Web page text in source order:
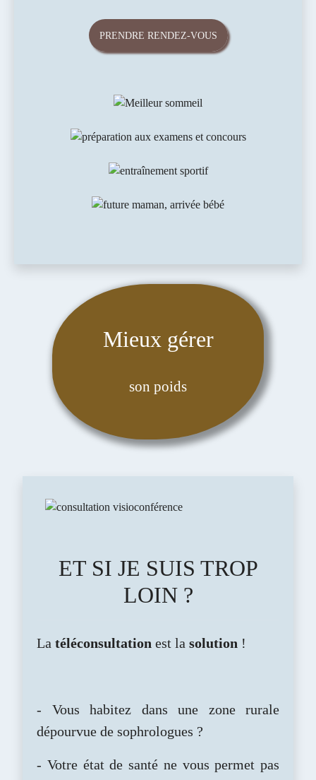
PRENDRE RENDEZ-VOUS
Mieux gérer
son poids
ET SI JE SUIS TROP
LOIN ?
La téléconsultation est la solution !
- Vous habitez dans une zone rurale
dépourvue de sophrologues ?
- Votre état de santé ne vous permet pas